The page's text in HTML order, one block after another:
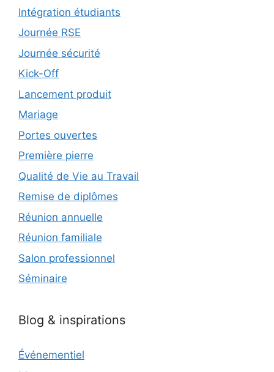
Intégration étudiants
Journée RSE
Journée sécurité
Kick-Off
Lancement produit
Mariage
Portes ouvertes
Première pierre
Qualité de Vie au Travail
Remise de diplômes
Réunion annuelle
Réunion familiale
Salon professionnel
Séminaire
Blog & inspirations
Événementiel